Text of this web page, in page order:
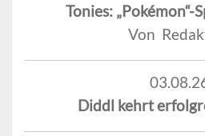
Tonies: „Pokémon“-
Von
Diddl kehrt